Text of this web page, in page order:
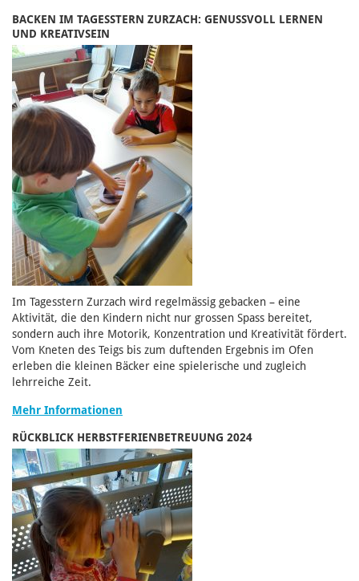
BACKEN IM TAGESSTERN ZURZACH: GENUSSVOLL LERNEN
UND KREATIVSEIN
Im Tagesstern Zurzach wird regelmässig gebacken – eine
Aktivität, die den Kindern nicht nur grossen Spass bereitet,
sondern auch ihre Motorik, Konzentration und Kreativität fördert.
Vom Kneten des Teigs bis zum duftenden Ergebnis im Ofen
erleben die kleinen Bäcker eine spielerische und zugleich
lehrreiche Zeit.
Mehr Informationen
RÜCKBLICK HERBSTFERIENBETREUUNG 2024